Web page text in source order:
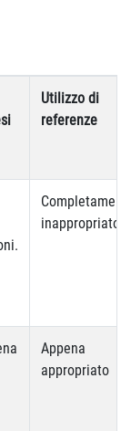
Utilizzo di
referenze
inappropriato
Appena
appropriato